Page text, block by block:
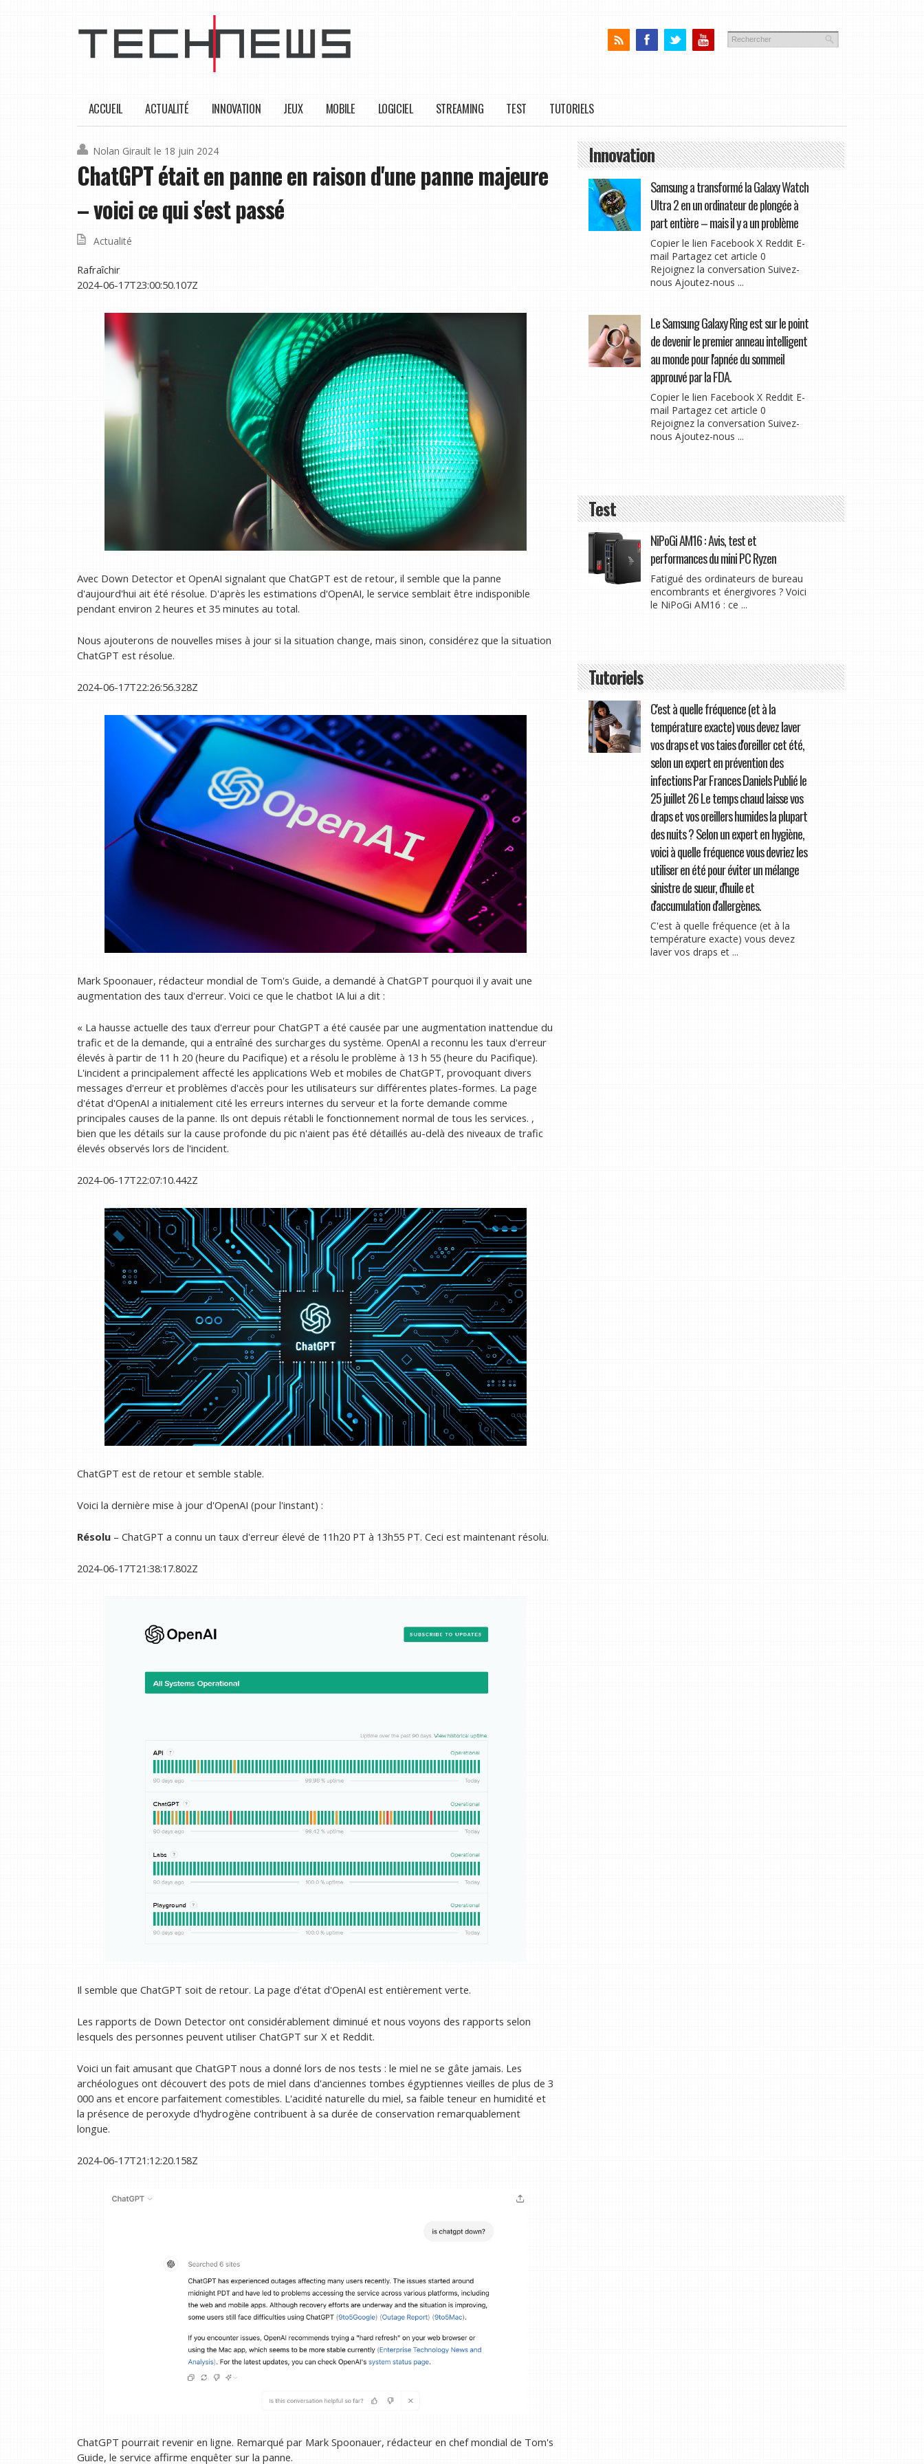
ACCUEIL ACTUALITÉ INNOVATION JEUX MOBILE LOGICIEL STREAMING TEST TUTORIELS
Nolan Girault le 18 juin 2024
ChatGPT était en panne en raison d'une panne majeure
– voici ce qui s'est passé
Actualité
Rafraîchir
2024-06-17T23:00:50.107Z
Avec Down Detector et OpenAI signalant que ChatGPT est de retour, il semble que la panne
d'aujourd'hui ait été résolue. D'après les estimations d'OpenAI, le service semblait être indisponible
pendant environ 2 heures et 35 minutes au total.
Nous ajouterons de nouvelles mises à jour si la situation change, mais sinon, considérez que la situation
ChatGPT est résolue.
2024-06-17T22:26:56.328Z
Mark Spoonauer, rédacteur mondial de Tom's Guide, a demandé à ChatGPT pourquoi il y avait une
augmentation des taux d'erreur. Voici ce que le chatbot IA lui a dit :
« La hausse actuelle des taux d'erreur pour ChatGPT a été causée par une augmentation inattendue du
trafic et de la demande, qui a entraîné des surcharges du système. OpenAI a reconnu les taux d'erreur
élevés à partir de 11 h 20 (heure du Pacifique) et a résolu le problème à 13 h 55 (heure du Pacifique).
L'incident a principalement affecté les applications Web et mobiles de ChatGPT, provoquant divers
messages d'erreur et problèmes d'accès pour les utilisateurs sur différentes plates-formes. La page
d'état d'OpenAI a initialement cité les erreurs internes du serveur et la forte demande comme
principales causes de la panne. Ils ont depuis rétabli le fonctionnement normal de tous les services. ,
bien que les détails sur la cause profonde du pic n'aient pas été détaillés au-delà des niveaux de trafic
élevés observés lors de l'incident.
2024-06-17T22:07:10.442Z
ChatGPT est de retour et semble stable.
Voici la dernière mise à jour d'OpenAI (pour l'instant) :
Résolu – ChatGPT a connu un taux d'erreur élevé de 11h20 PT à 13h55 PT. Ceci est maintenant résolu.
2024-06-17T21:38:17.802Z
Il semble que ChatGPT soit de retour. La page d'état d'OpenAI est entièrement verte.
Les rapports de Down Detector ont considérablement diminué et nous voyons des rapports selon
lesquels des personnes peuvent utiliser ChatGPT sur X et Reddit.
Voici un fait amusant que ChatGPT nous a donné lors de nos tests : le miel ne se gâte jamais. Les
archéologues ont découvert des pots de miel dans d'anciennes tombes égyptiennes vieilles de plus de 3
000 ans et encore parfaitement comestibles. L'acidité naturelle du miel, sa faible teneur en humidité et
la présence de peroxyde d'hydrogène contribuent à sa durée de conservation remarquablement
longue.
2024-06-17T21:12:20.158Z
ChatGPT pourrait revenir en ligne. Remarqué par Mark Spoonauer, rédacteur en chef mondial de Tom's
Guide, le service affirme enquêter sur la panne.
Innovation
Samsung a transformé la Galaxy Watch
Ultra 2 en un ordinateur de plongée à
part entière – mais il y a un problème
Copier le lien Facebook X Reddit E-
mail Partagez cet article 0
Rejoignez la conversation Suivez-
nous Ajoutez-nous ...
Le Samsung Galaxy Ring est sur le point
de devenir le premier anneau intelligent
au monde pour l'apnée du sommeil
approuvé par la FDA.
Copier le lien Facebook X Reddit E-
mail Partagez cet article 0
Rejoignez la conversation Suivez-
nous Ajoutez-nous ...
Test
NiPoGi AM16 : Avis, test et
performances du mini PC Ryzen
Fatigué des ordinateurs de bureau
encombrants et énergivores ? Voici
le NiPoGi AM16 : ce ...
Tutoriels
C'est à quelle fréquence (et à la
température exacte) vous devez laver
vos draps et vos taies d'oreiller cet été,
selon un expert en prévention des
infections Par Frances Daniels Publié le
25 juillet 26 Le temps chaud laisse vos
draps et vos oreillers humides la plupart
des nuits ? Selon un expert en hygiène,
voici à quelle fréquence vous devriez les
utiliser en été pour éviter un mélange
sinistre de sueur, d'huile et
d'accumulation d'allergènes.
C'est à quelle fréquence (et à la
température exacte) vous devez
laver vos draps et ...